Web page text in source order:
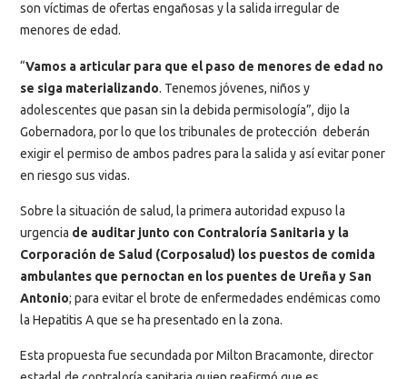
son víctimas de ofertas engañosas y la salida irregular de
menores de edad.
“Vamos a articular para que el paso de menores de edad no
se siga materializando. Tenemos jóvenes, niños y
adolescentes que pasan sin la debida permisología”, dijo la
Gobernadora, por lo que los tribunales de protección deberán
exigir el permiso de ambos padres para la salida y así evitar poner
en riesgo sus vidas.
Sobre la situación de salud, la primera autoridad expuso la
urgencia de auditar junto con Contraloría Sanitaria y la
Corporación de Salud (Corposalud) los puestos de comida
ambulantes que pernoctan en los puentes de Ureña y San
Antonio; para evitar el brote de enfermedades endémicas como
la Hepatitis A que se ha presentado en la zona.
Esta propuesta fue secundada por Milton Bracamonte, director